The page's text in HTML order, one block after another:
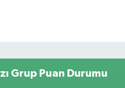
Grup Puan Durumu